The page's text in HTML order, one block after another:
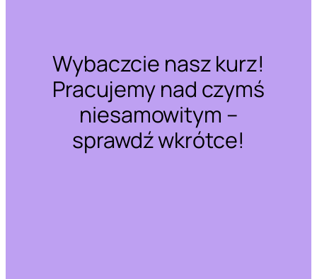
Wybaczcie nasz kurz!
Pracujemy nad czymś
niesamowitym –
sprawdź wkrótce!